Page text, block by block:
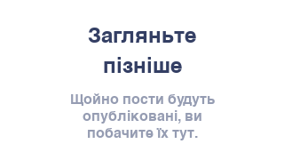
Загляньте
пізніше
Щойно пости будуть
опубліковані, ви
побачите їх тут.